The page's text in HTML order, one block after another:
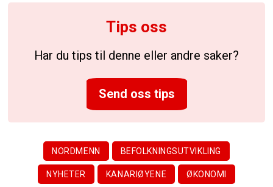
Tips oss
Har du tips til denne eller andre saker?
Send oss tips
NORDMENN BEFOLKNINGSUTVIKLING
NYHETER KANARIØYENE ØKONOMI